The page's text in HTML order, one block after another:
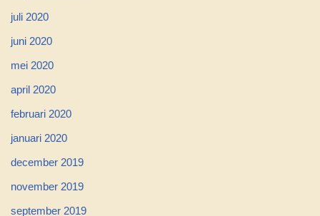
juli 2020
juni 2020
mei 2020
april 2020
februari 2020
januari 2020
december 2019
november 2019
september 2019